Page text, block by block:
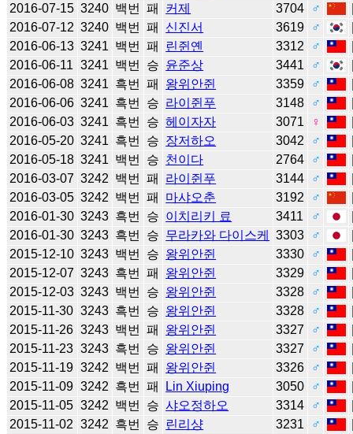
2016-07-15 3240 백번 패 커제 3704 ♂
2016-07-12 3240 백번 패 신진서 3619 ♂
2016-06-13 3241 백번 패 린쥔옌 3312 ♂
2016-06-11 3241 백번 승 윤준상 3441 ♂
2016-06-08 3241 흑번 패 왕위안쥔 3359 ♂
2016-06-06 3241 흑번 승 라이쥔푸 3148 ♂
2016-06-03 3241 흑번 승 헤이자자 3071 ♀
2016-05-20 3241 흑번 승 장저하오 3042 ♂
2016-05-18 3241 백번 승 천이다 2764 ♂
2016-03-07 3242 백번 패 라이쥔푸 3144 ♂
2016-03-05 3242 백번 패 마샤오춘 3192 ♂
2016-01-30 3243 흑번 승 이치리키 료 3411 ♂
2016-01-30 3243 흑번 승 무라카와 다이스케 3303 ♂
2015-12-10 3243 백번 승 왕위안쥔 3330 ♂
2015-12-07 3243 흑번 패 왕위안쥔 3329 ♂
2015-12-03 3243 백번 승 왕위안쥔 3328 ♂
2015-11-30 3243 흑번 승 왕위안쥔 3328 ♂
2015-11-26 3243 백번 패 왕위안쥔 3327 ♂
2015-11-23 3243 흑번 승 왕위안쥔 3327 ♂
2015-11-19 3242 백번 패 왕위안쥔 3326 ♂
2015-11-09 3242 흑번 패 Lin Xiuping 3050 ♂
2015-11-05 3242 백번 승 샤오정하오 3314 ♂
2015-11-02 3242 흑번 승 린리샹 3231 ♂